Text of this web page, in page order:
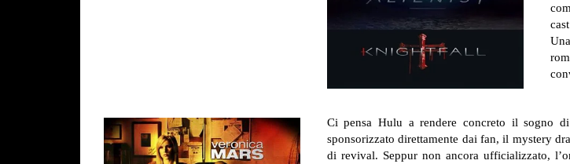
Ci pensa Hulu a rendere concreto il sogno
sponsorizzato direttamente dai fan, il mystery
di revival. Seppur non ancora ufficializzato,